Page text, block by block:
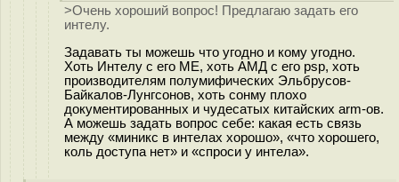
>Очень хороший вопрос! Предлагаю задать его
интелу.
Задавать ты можешь что угодно и кому угодно.
Хоть Интелу с его ME, хоть АМД с его psp, хоть
производителям полумифических Эльбрусов-
Байкалов-Лунгсонов, хоть сонму плохо
документированных и чудесатых китайских arm-ов.
А можешь задать вопрос себе: какая есть связь
между «миникс в интелах хорошо», «что хорошего,
коль доступа нет» и «спроси у интела».